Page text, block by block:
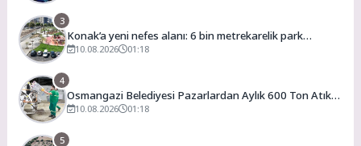
3
Konak’a yeni nefes alanı: 6 bin metrekarelik park
hizmete açılıyor
10.08.2026 01:18
4
Osmangazi Belediyesi Pazarlardan Aylık 600 Ton Atık
Topluyor
10.08.2026 01:18
5